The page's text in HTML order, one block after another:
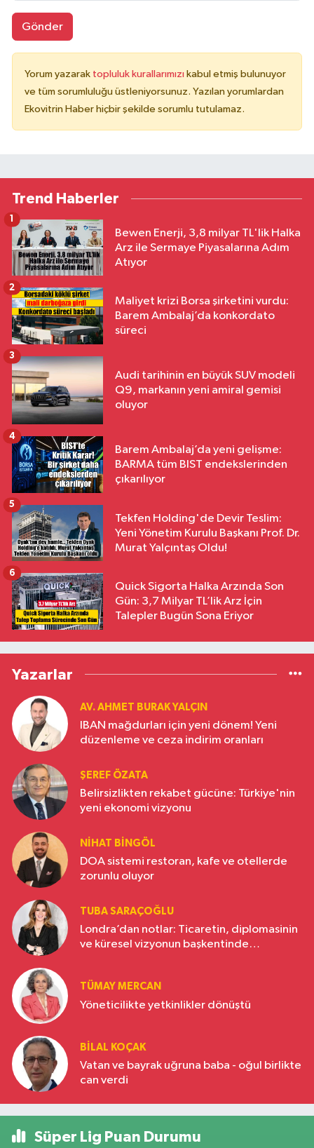
Gönder
Yorum yazarak topluluk kurallarımızı kabul etmiş bulunuyor
ve tüm sorumluluğu üstleniyorsunuz. Yazılan yorumlardan
Ekovitrin Haber hiçbir şekilde sorumlu tutulamaz.
Trend Haberler
Bewen Enerji, 3,8 milyar TL'lik Halka
Arz ile Sermaye Piyasalarına Adım
Atıyor
1
Maliyet krizi Borsa şirketini vurdu:
Barem Ambalaj’da konkordato
süreci
2
Audi tarihinin en büyük SUV modeli
Q9, markanın yeni amiral gemisi
oluyor
3
Barem Ambalaj’da yeni gelişme:
BARMA tüm BIST endekslerinden
çıkarılıyor
4
Tekfen Holding'de Devir Teslim:
Yeni Yönetim Kurulu Başkanı Prof. Dr.
Murat Yalçıntaş Oldu!
5
Quick Sigorta Halka Arzında Son
Gün: 3,7 Milyar TL’lik Arz İçin
Talepler Bugün Sona Eriyor
6
Yazarlar
AV. AHMET BURAK YALÇIN
IBAN mağdurları için yeni dönem! Yeni
düzenleme ve ceza indirim oranları
ŞEREF ÖZATA
Belirsizlikten rekabet gücüne: Türkiye'nin
yeni ekonomi vizyonu
NIHAT BINGÖL
DOA sistemi restoran, kafe ve otellerde
zorunlu oluyor
TUBA SARAÇOĞLU
Londra’dan notlar: Ticaretin, diplomasinin
ve küresel vizyonun başkentinde
TÜMAY MERCAN
Yöneticilikte yetkinlikler dönüştü
BILAL KOÇAK
Vatan ve bayrak uğruna baba - oğul birlikte
can verdi
Süper Lig Puan Durumu